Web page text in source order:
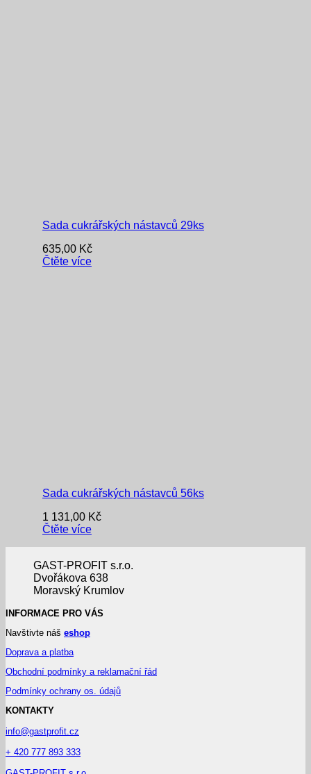
Sada cukrářských nástavců 29ks
635,00 Kč
Čtěte více
Sada cukrářských nástavců 56ks
1 131,00 Kč
Čtěte více
GAST-PROFIT s.r.o.
Dvořákova 638
Moravský Krumlov
INFORMACE PRO VÁS
Navštivte náš eshop
Doprava a platba
Obchodní podmínky a reklamační řád
Podmínky ochrany os. údajů
KONTAKTY
info@gastprofit.cz
+ 420 777 893 333